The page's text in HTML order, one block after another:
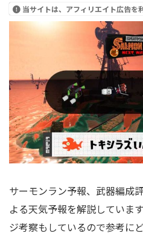
当サイトは、アフィリエイト広告を
サーモンラン予報、武器編成
よる天気予報を解説していま
ジ考察もしているので参考にど